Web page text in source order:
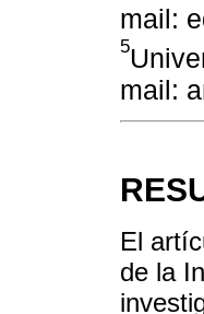
mail:
5
mail:
El
de la